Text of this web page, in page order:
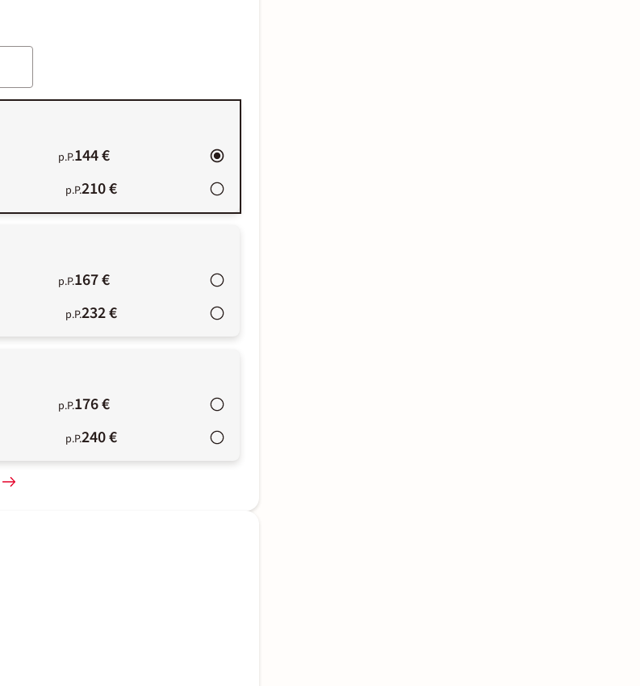
p.P.144 €
p.P.210 €
p.P.167 €
p.P.232 €
p.P.176 €
p.P.240 €